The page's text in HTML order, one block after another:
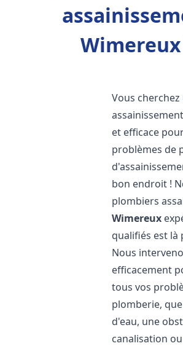
Wimereux
Vous
et efficace
problèmes de
bon endroit !
plombiers
Wimereux
qualifiés est là
Nous
efficacement
tous vos
plomberie,
d'eau, une
canalisation